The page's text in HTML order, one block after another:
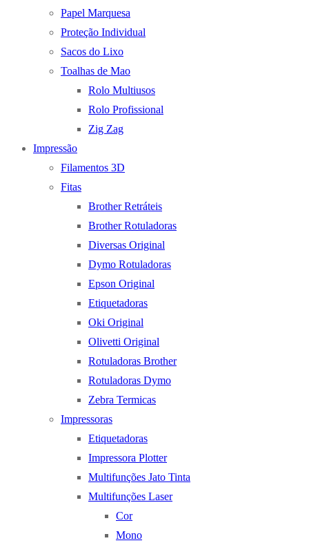
Papel Marquesa
Proteção Individual
Sacos do Lixo
Toalhas de Mao
Rolo Multiusos
Rolo Profissional
Zig Zag
Impressão
Filamentos 3D
Fitas
Brother Retráteis
Brother Rotuladoras
Diversas Original
Dymo Rotuladoras
Epson Original
Etiquetadoras
Oki Original
Olivetti Original
Rotuladoras Brother
Rotuladoras Dymo
Zebra Termicas
Impressoras
Etiquetadoras
Impressora Plotter
Multifunções Jato Tinta
Multifunções Laser
Cor
Mono